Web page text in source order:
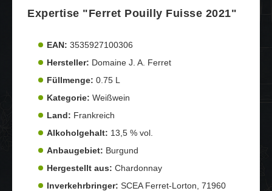
Expertise "Ferret Pouilly Fuisse 2021"
EAN: 3535927100306
Hersteller: Domaine J. A. Ferret
Füllmenge: 0.75 L
Kategorie: Weißwein
Land: Frankreich
Alkoholgehalt: 13,5 % vol.
Anbaugebiet: Burgund
Hergestellt aus: Chardonnay
Inverkehrbringer: SCEA Ferret-Lorton, 71960